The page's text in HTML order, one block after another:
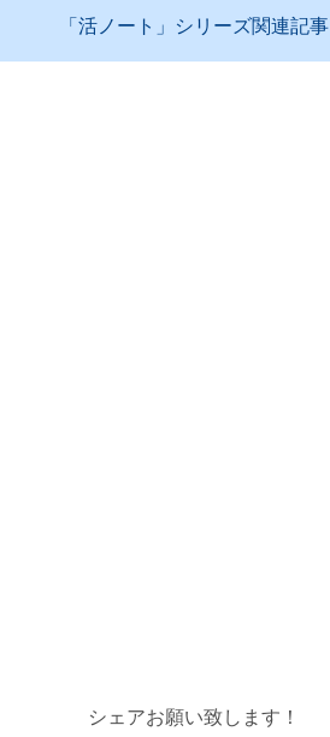
「活ノート」シリーズ関連記事
シェアお願い致します！